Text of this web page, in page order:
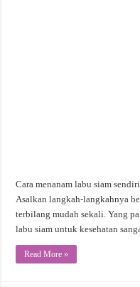
Cara menanam labu siam
Asalkan langkah-langkahnya
terbilang mudah sekali. Yang
labu siam untuk kesehatan
Read More »